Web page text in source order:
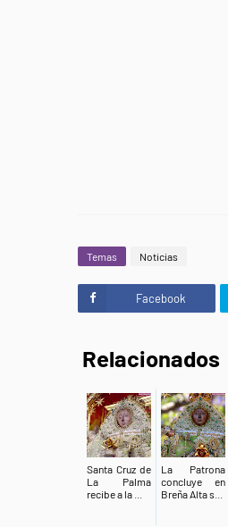
Temas Noticias
Facebook
Relacionados
Santa Cruz de
La Palma
recibe a la ...
La Patrona
concluye en
Breña Alta s...